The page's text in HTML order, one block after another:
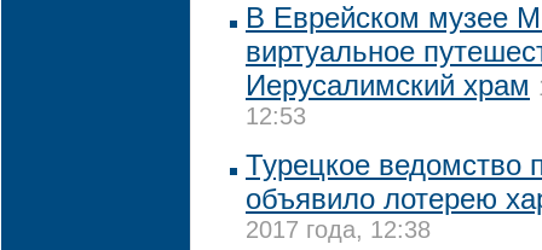
В Еврейском музее
виртуальное
Иерусалимский храм
12:53
Турецкое ведомство
объявило лотерею
2017 года, 12:38